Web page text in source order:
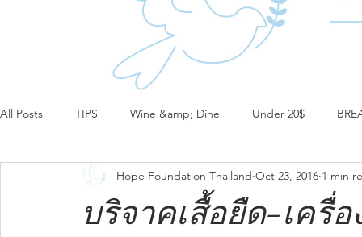
All Posts TIPS Wine &amp; Dine Under 20$
บริจาคเสื้อยืด-เครื่
Hope Foundation Thailand Oct 23, 2016 1 min